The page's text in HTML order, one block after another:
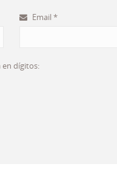
Email *
dígitos: